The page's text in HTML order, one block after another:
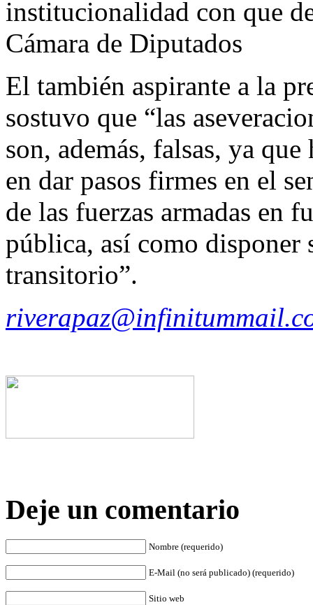
institucionalidad con que
Cámara de Diputados
El también aspirante a la
sostuvo que “las
son, además, falsas, ya
en dar pasos firmes en el
de las fuerzas armadas en
pública, así como disponer
transitorio”.
Deje un comentario
Nombre (requerido)
E-Mail (no será publicado) (requerido)
Sitio web